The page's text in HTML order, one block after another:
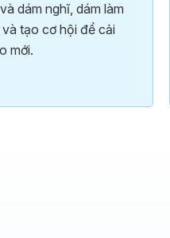
dám nghĩ, dám làm
tạo cơ hội để cải
mới.